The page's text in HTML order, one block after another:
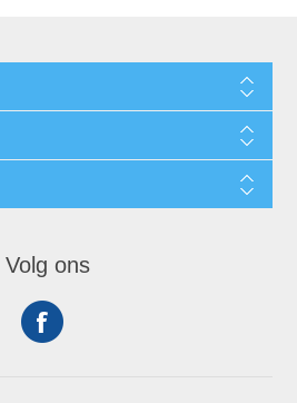
Volg ons